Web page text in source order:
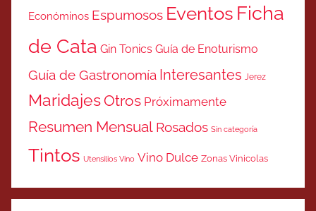
Económinos Espumosos Eventos Ficha
de Cata Gin Tonics Guía de Enoturismo
Guía de Gastronomía Interesantes Jerez
MaridajesOtros Próximamente
Resumen Mensual Rosados Sin categoría
Tintos Utensilios Vino Vino Dulce Zonas Vinicolas